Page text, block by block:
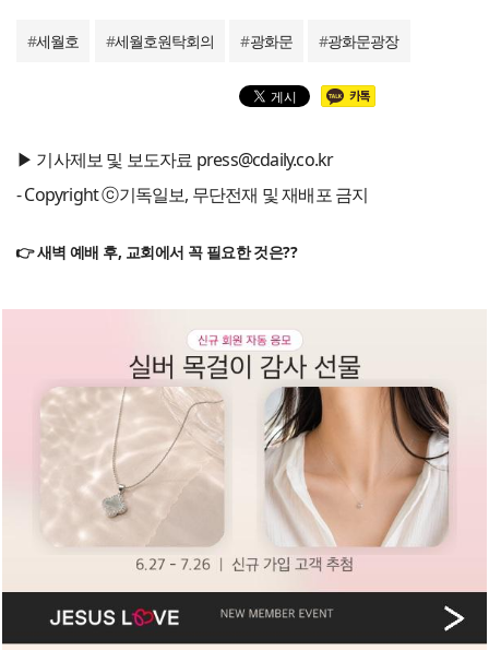
#세월호 #세월호원탁회의 #광화문 #광화문광장
▶ 기사제보 및 보도자료 press@cdaily.co.kr
- Copyright ⓒ기독일보, 무단전재 및 재배포 금지
👉 새벽 예배 후, 교회에서 꼭 필요한 것은??